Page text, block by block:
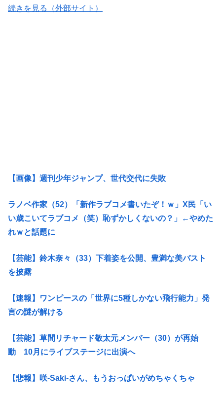
続きを見る（外部サイト）
【画像】週刊少年ジャンプ、世代交代に失敗
ラノベ作家（52）「新作ラブコメ書いたぞ！ｗ」X民「い
い歳こいてラブコメ（笑）恥ずかしくないの？」←やめた
れｗと話題に
【芸能】鈴木奈々（33）下着姿を公開、豊満な美バスト
を披露
【速報】ワンピースの「世界に5種しかない飛行能力」発
言の謎が解ける
【芸能】草間リチャード敬太元メンバー（30）が再始
動 10月にライブステージに出演へ
【悲報】咲-Saki-さん、もうおっぱいがめちゃくちゃ